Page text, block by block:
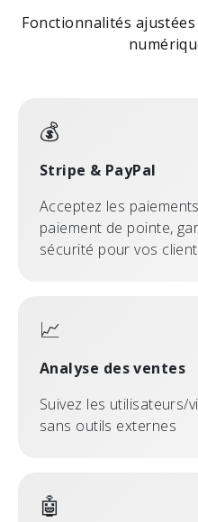
Fonctionnalités
💰
Stripe & PayPal
Acceptez les
paiement de pointe,
sécurité pour vos
📈
Analyse des ventes
Suivez les utilisateurs/
sans outils externes
🤖